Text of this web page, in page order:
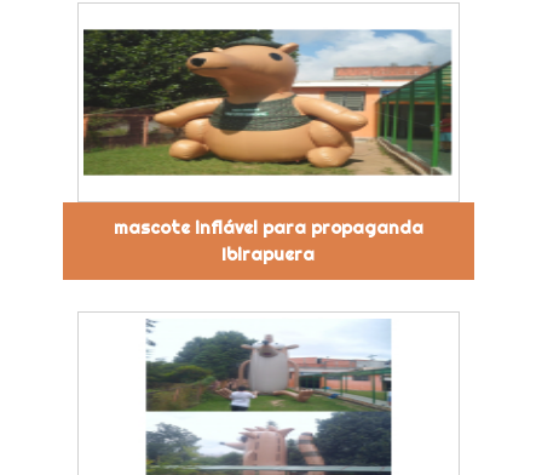
mascote inflável para propaganda
Ibirapuera